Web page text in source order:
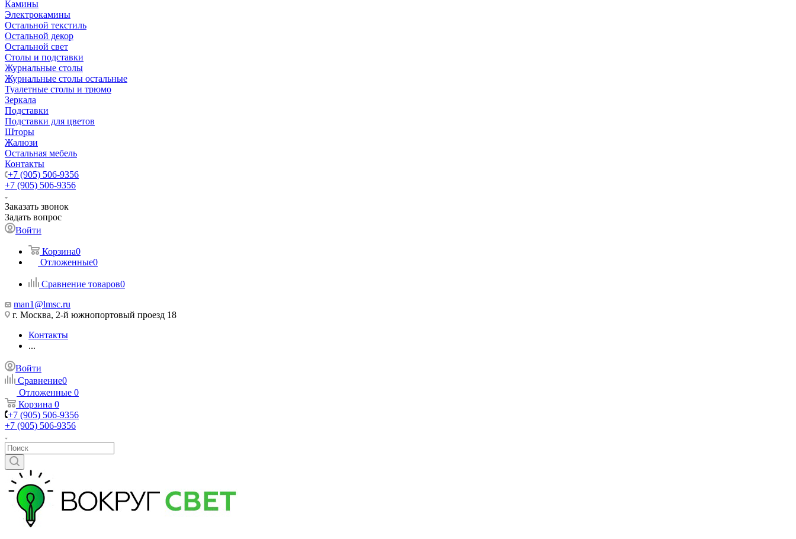
Камины
Электрокамины
Остальной текстиль
Остальной декор
Остальной свет
Столы и подставки
Журнальные столы
Журнальные столы остальные
Туалетные столы и трюмо
Зеркала
Подставки
Подставки для цветов
Шторы
Жалюзи
Остальная мебель
Контакты
+7 (905) 506-9356
+7 (905) 506-9356
Заказать звонок
Задать вопрос
Войти
Корзина0
Отложенные0
Сравнение товаров0
man1@lmsc.ru
г. Москва, 2-й южнопортовый проезд 18
Контакты
...
Войти
Сравнение0
Отложенные 0
Корзина 0
+7 (905) 506-9356
+7 (905) 506-9356